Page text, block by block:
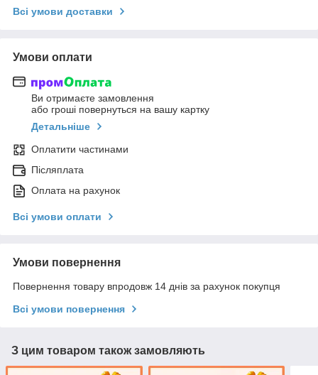
Всі умови доставки
Умови оплати
Ви отримаєте замовлення
або гроші повернуться на вашу картку
Детальніше
Оплатити частинами
Післяплата
Оплата на рахунок
Всі умови оплати
Умови повернення
Повернення товару впродовж 14 днів за рахунок покупця
Всі умови повернення
З цим товаром також замовляють